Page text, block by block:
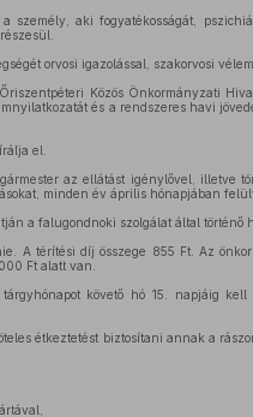
személy, aki fogyatékosságát,
orvosi igazolással, szakorvosi
Közös Önkormányzati
és a rendszeres havi
el.
az ellátást igénylővel, illetve
minden év április hónapjában
a falugondnoki szolgálat által történő
A térítési díj összege 855 Ft. Az
Ft alatt van.
követő hó 15. napjáig
étkeztetést biztosítani annak a